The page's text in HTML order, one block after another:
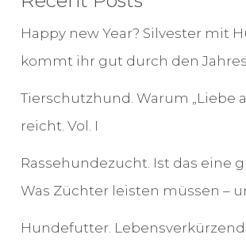
Happy new Year? Silvester mit
kommt ihr gut durch den
Tierschutzhund. Warum „Liebe
reicht. Vol. I
Rassehundezucht. Ist das eine
Was Züchter leisten müssen –
Hundefutter.